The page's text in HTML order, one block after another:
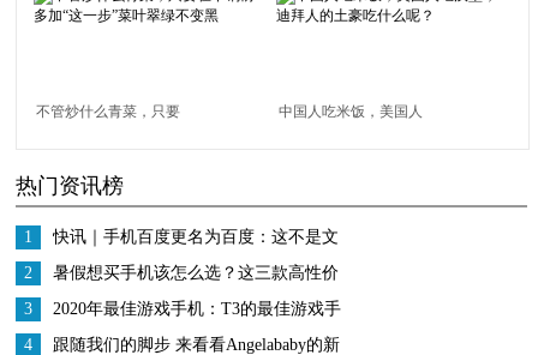
品，最后一张戳中了笑 底锅做出清香美味鸡蛋
不管炒什么青菜，只要
步”菜叶翠绿不变黑
中国人吃米饭，美国人
热门资讯榜
1
快讯｜手机百度更名为百度：这不是文
字游戏
2
暑假想买手机该怎么选？这三款高性价
比旗舰机是真香
3
2020年最佳游戏手机：T3的最佳游戏手
机精选
4
跟随我们的脚步 来看看Angelababy的新